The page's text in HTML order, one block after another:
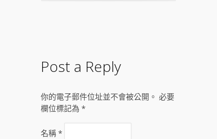
Post a Reply
你的電子郵件位址並不會被公開。 必要
欄位標記為 *
名稱*